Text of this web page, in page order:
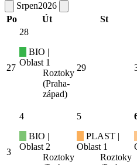
Srpen2026
Po
Út St
27
28
BIO |
Oblast 1
Roztoky
(Praha-
západ)
29
3
4
BIO |
Oblast 2
Roztoky
5
PLAST |
Oblast 1
Roztoky